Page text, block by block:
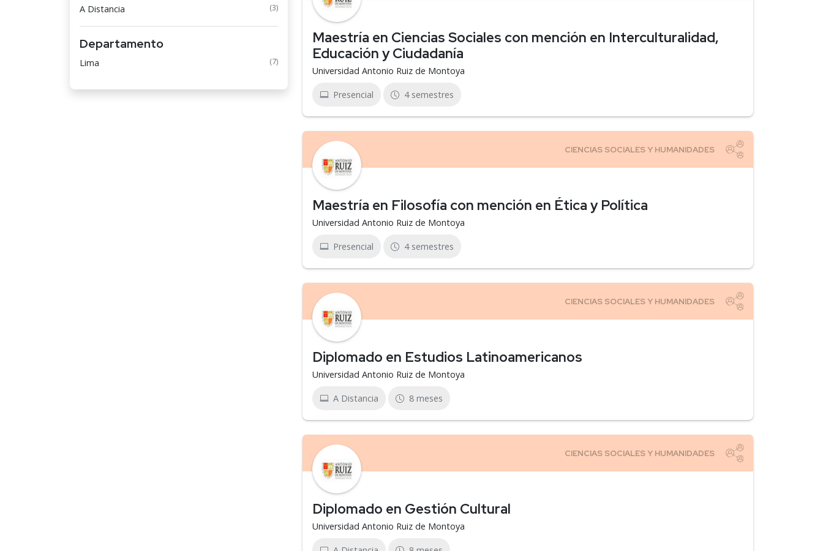
A Distancia (3)
Departamento
Lima (7)
Maestría en Ciencias Sociales con mención en Interculturalidad,
Educación y Ciudadanía
Universidad Antonio Ruiz de Montoya
Presencial 4 semestres
Maestría en Filosofía con mención en Ética y Política
Universidad Antonio Ruiz de Montoya
Presencial 4 semestres
Diplomado en Estudios Latinoamericanos
Universidad Antonio Ruiz de Montoya
A Distancia 8 meses
Diplomado en Gestión Cultural
Universidad Antonio Ruiz de Montoya